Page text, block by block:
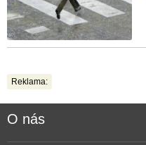
Reklama:
O nás